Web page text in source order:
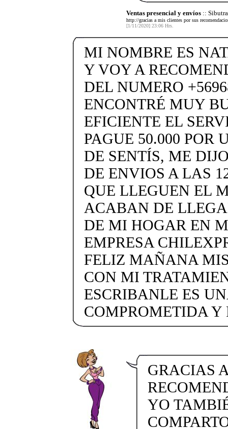
Ventas presencial y envíos ::
http://gracias a mis clientes por sus
[1/11/2020] 23:06 Hrs.
MI NOMBRE ES
Y VOY A
DEL NUMERO
ENCONTRÉ MUY
EFICIENTE EL
PAGUE 50.000 POR
DE SENTÍS, ME
DE ENVIOS A LAS
QUE LLEGUEN EL
ACABAN DE
DE MI HOGAR EN
EMPRESA
FELIZ MAÑANA
CON MI
ESCRIBANLE ES
COMPROMETIDA Y
GRACIAS
YO